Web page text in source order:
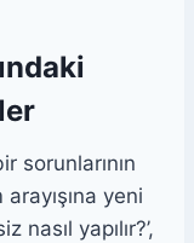
sorunlarının
yeni
nasıl yapılır?’,